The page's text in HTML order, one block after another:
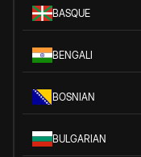
BASQUE
BENGALI
BOSNIAN
BULGARIAN